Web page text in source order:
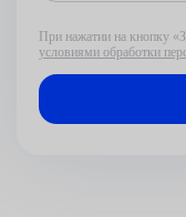
При нажатии на кнопку
условиями обработки